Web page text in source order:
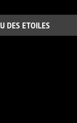
DES ETOILES